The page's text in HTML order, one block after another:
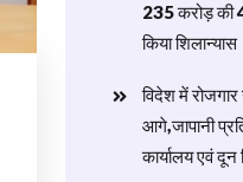
235 करोड़ की
किया शिलान्यास
विदेश में
आगे,जापानी
कार्यालय एवं दून